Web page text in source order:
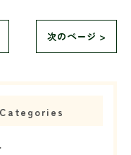
次のページ >
Categories